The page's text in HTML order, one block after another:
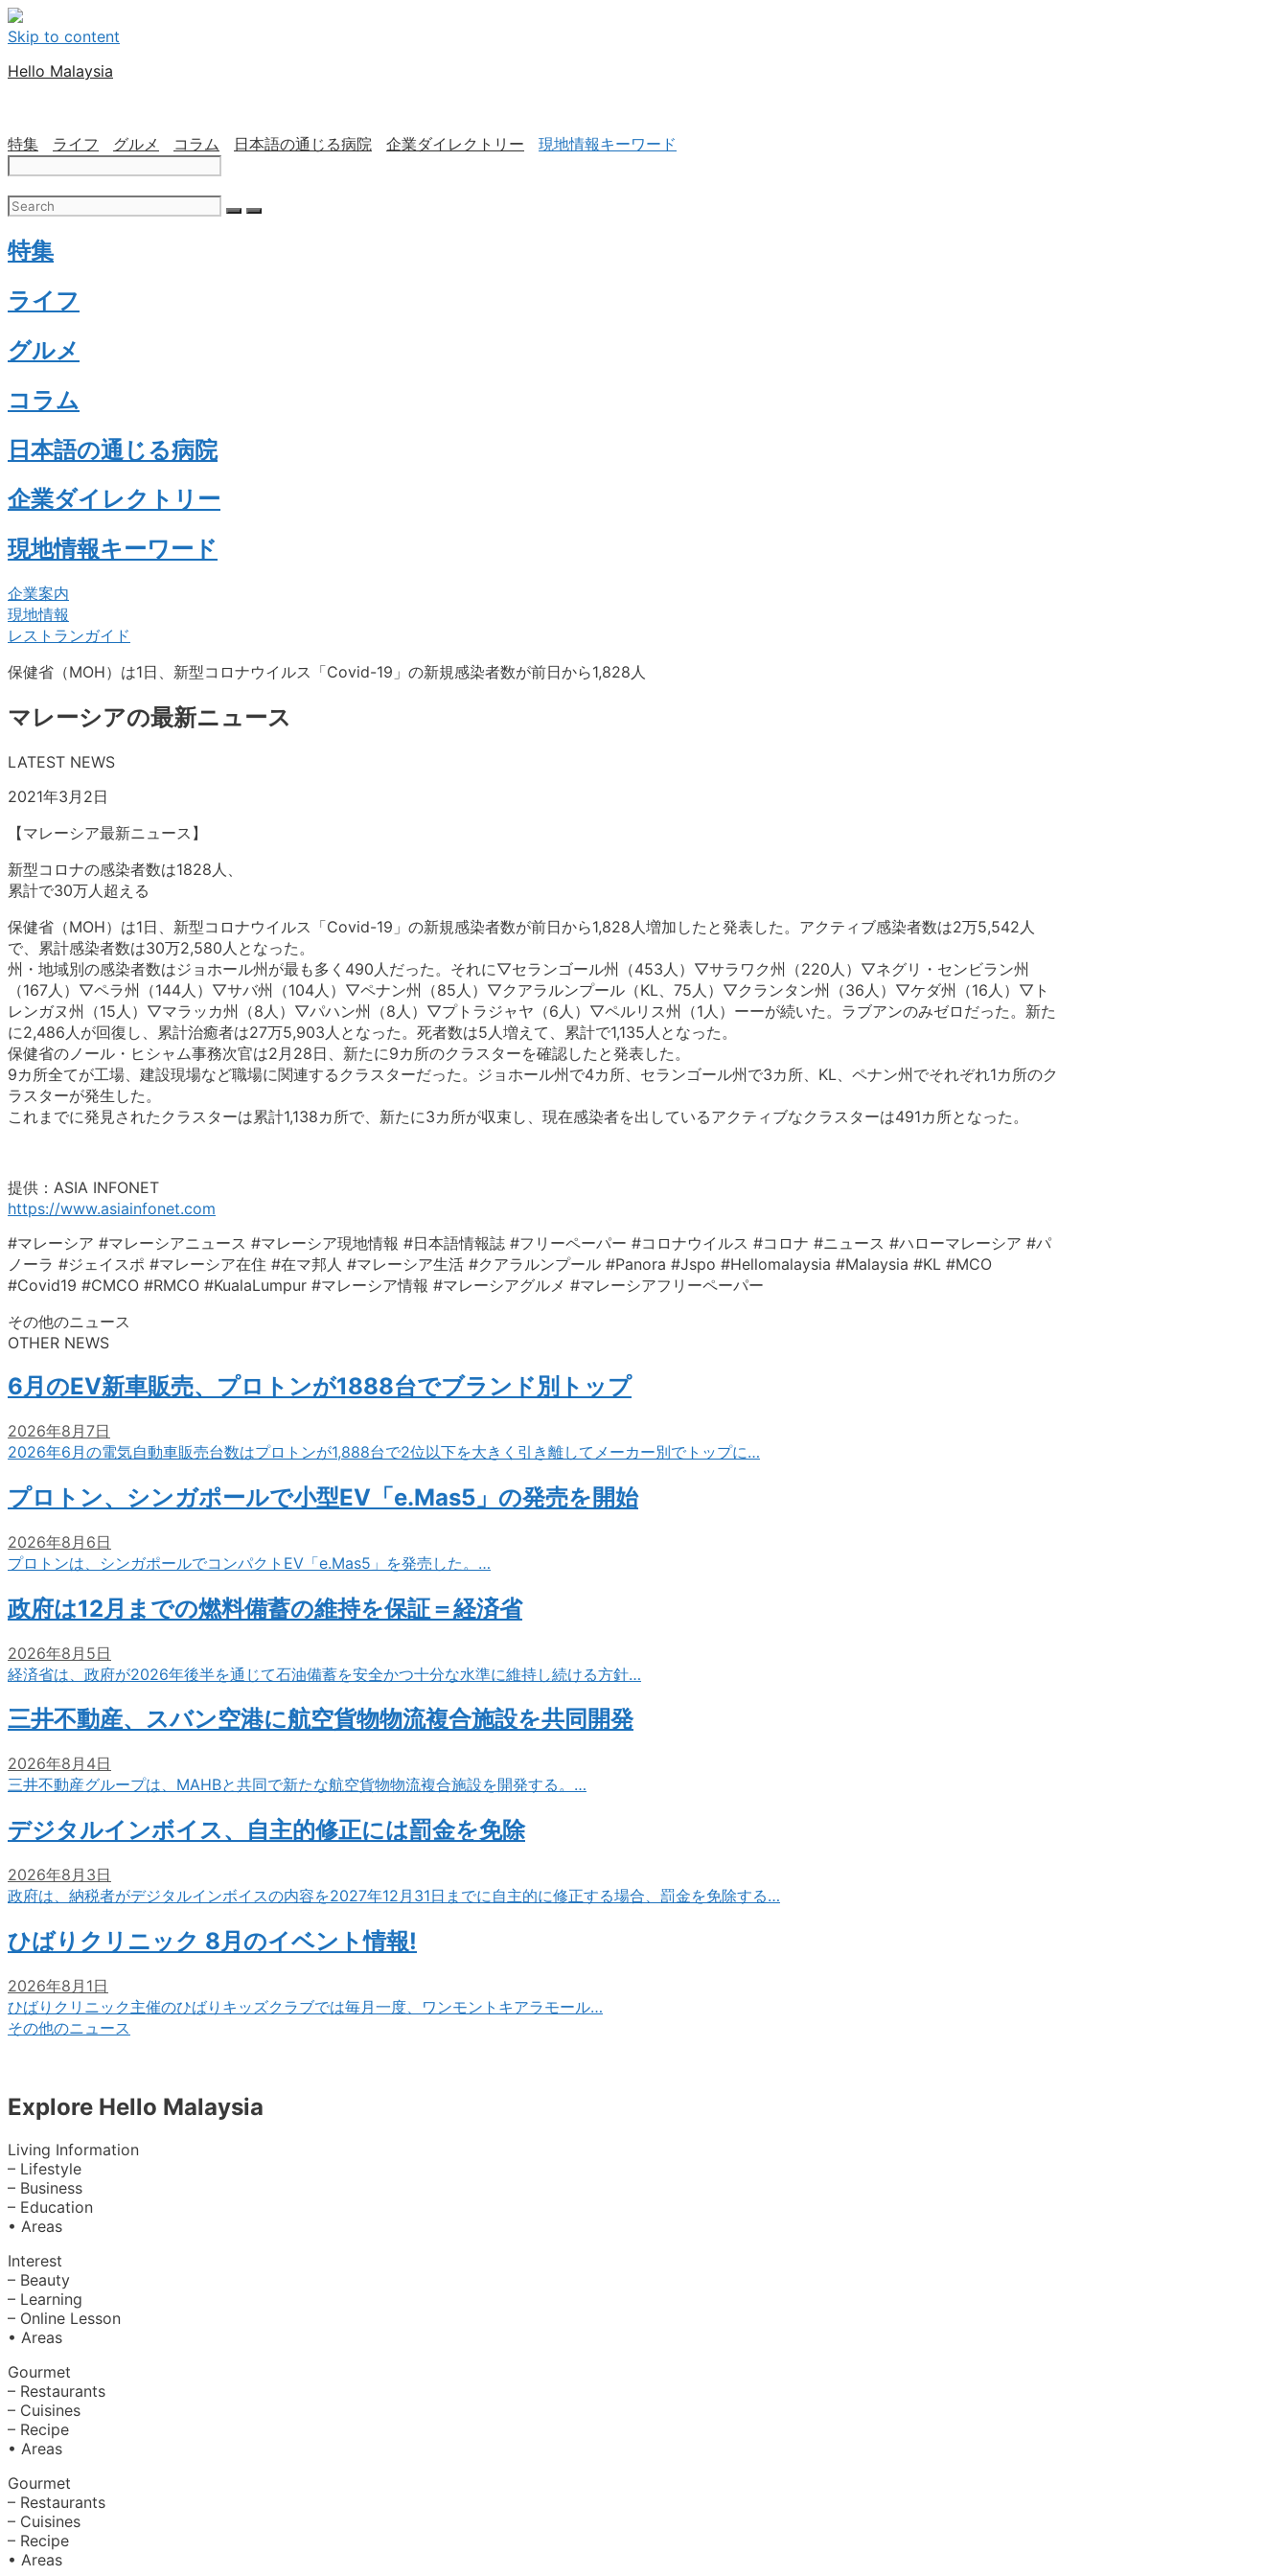
Skip to content
Hello Malaysia
特集 ライフ グルメ コラム 日本語の通じる病院 企業ダイレクトリー 現地情報キーワード
特集
ライフ
グルメ
コラム
日本語の通じる病院
企業ダイレクトリー
現地情報キーワード
企業案内
現地情報
レストランガイド
保健省（MOH）は1日、新型コロナウイルス「Covid-19」の新規感染者数が前日から1,828人
マレーシアの最新ニュース
LATEST NEWS
2021年3月2日
【マレーシア最新ニュース】
新型コロナの感染者数は1828人、
累計で30万人超える
保健省（MOH）は1日、新型コロナウイルス「Covid-19」の新規感染者数が前日から1,828人増加したと発表した。アクティブ感染者数は2万5,542人
で、累計感染者数は30万2,580人となった。
州・地域別の感染者数はジョホール州が最も多く490人だった。それに▽セランゴール州（453人）▽サラワク州（220人）▽ネグリ・センビラン州
（167人）▽ペラ州（144人）▽サバ州（104人）▽ペナン州（85人）▽クアラルンプール（KL、75人）▽クランタン州（36人）▽ケダ州（16人）▽ト
レンガヌ州（15人）▽マラッカ州（8人）▽パハン州（8人）▽プトラジャヤ（6人）▽ペルリス州（1人）ーーが続いた。ラブアンのみゼロだった。新た
に2,486人が回復し、累計治癒者は27万5,903人となった。死者数は5人増えて、累計で1,135人となった。
保健省のノール・ヒシャム事務次官は2月28日、新たに9カ所のクラスターを確認したと発表した。
9カ所全てが工場、建設現場など職場に関連するクラスターだった。ジョホール州で4カ所、セランゴール州で3カ所、KL、ペナン州でそれぞれ1カ所のク
ラスターが発生した。
これまでに発見されたクラスターは累計1,138カ所で、新たに3カ所が収束し、現在感染者を出しているアクティブなクラスターは491カ所となった。
提供：ASIA INFONET
https://www.asiainfonet.com
#マレーシア #マレーシアニュース #マレーシア現地情報 #日本語情報誌 #フリーペーパー #コロナウイルス #コロナ #ニュース #ハローマレーシア #パ
ノーラ #ジェイスポ #マレーシア在住 #在マ邦人 #マレーシア生活 #クアラルンプール #Panora #Jspo #Hellomalaysia #Malaysia #KL #MCO
#Covid19 #CMCO #RMCO #KualaLumpur #マレーシア情報 #マレーシアグルメ #マレーシアフリーペーパー
その他のニュース
OTHER NEWS
6月のEV新車販売、プロトンが1888台でブランド別トップ
2026年8月7日
2026年6月の電気自動車販売台数はプロトンが1,888台で2位以下を大きく引き離してメーカー別でトップに…
プロトン、シンガポールで小型EV「e.Mas5」の発売を開始
2026年8月6日
プロトンは、シンガポールでコンパクトEV「e.Mas5」を発売した。…
政府は12月までの燃料備蓄の維持を保証＝経済省
2026年8月5日
経済省は、政府が2026年後半を通じて石油備蓄を安全かつ十分な水準に維持し続ける方針…
三井不動産、スバン空港に航空貨物物流複合施設を共同開発
2026年8月4日
三井不動産グループは、MAHBと共同で新たな航空貨物物流複合施設を開発する。…
デジタルインボイス、自主的修正には罰金を免除
2026年8月3日
政府は、納税者がデジタルインボイスの内容を2027年12月31日までに自主的に修正する場合、罰金を免除する…
ひばりクリニック 8月のイベント情報!
2026年8月1日
ひばりクリニック主催のひばりキッズクラブでは毎月一度、ワンモントキアラモール…
その他のニュース
Explore Hello Malaysia
Living Information
– Lifestyle
– Business
– Education
• Areas
Interest
– Beauty
– Learning
– Online Lesson
• Areas
Gourmet
– Restaurants
– Cuisines
– Recipe
• Areas
Gourmet
– Restaurants
– Cuisines
– Recipe
• Areas